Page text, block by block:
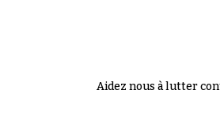
Aidez nous à lutter